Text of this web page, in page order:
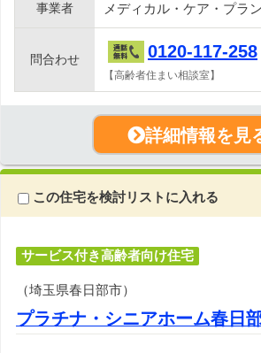
事業者 メディカル・ケア・プラ
問合わせ 0120-117-258
【高齢者住まい相談室】
詳細情報を見
この住宅を検討リストに入れる
サービス付き高齢者向け住宅
（埼玉県春日部市）
プラチナ・シニアホーム春日